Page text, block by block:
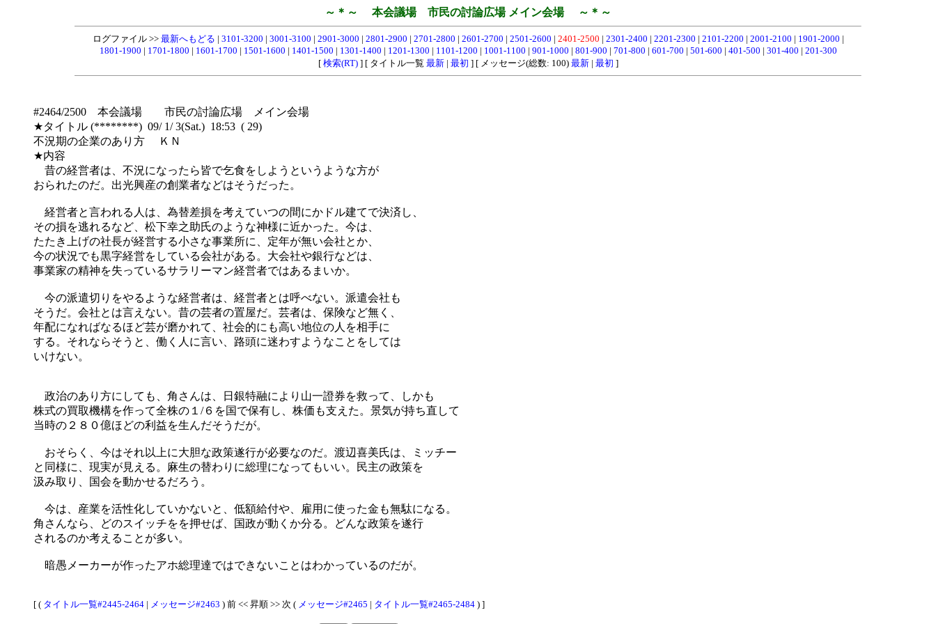
～＊～ 本会議場 市民の討論広場 メイン会場 ～＊～
ログファイル >> 最新へもどる | 3101-3200 | 3001-3100 | 2901-3000 | 2801-2900 | 2701-2800 | 2601-2700 | 2501-2600 | 2401-2500 | 2301-2400 | 2201-2300 | 2101-2200 | 2001-2100 | 1901-2000 |
1801-1900 | 1701-1800 | 1601-1700 | 1501-1600 | 1401-1500 | 1301-1400 | 1201-1300 | 1101-1200 | 1001-1100 | 901-1000 | 801-900 | 701-800 | 601-700 | 501-600 | 401-500 | 301-400 | 201-300
[ 検索(RT)] [ タイトル一覧 最新| 最初 ] [ メッセージ(総数: 100) 最新| 最初 ]
#2464/2500 本会議場 市民の討論広場 メイン会場
★タイトル (********) 09/ 1/ 3(Sat.) 18:53 ( 29)
不況期の企業のあり方 ＫＮ
★内容
昔の経営者は、不況になったら皆で乞食をしようというような方が
おられたのだ。出光興産の創業者などはそうだった。
経営者と言われる人は、為替差損を考えていつの間にかドル建てで決済し、
その損を逃れるなど、松下幸之助氏のような神様に近かった。今は、
たたき上げの社長が経営する小さな事業所に、定年が無い会社とか、
今の状況でも黒字経営をしている会社がある。大会社や銀行などは、
事業家の精神を失っているサラリーマン経営者ではあるまいか。
今の派遣切りをやるような経営者は、経営者とは呼べない。派遣会社も
そうだ。会社とは言えない。昔の芸者の置屋だ。芸者は、保険など無く、
年配になればなるほど芸が磨かれて、社会的にも高い地位の人を相手に
する。それならそうと、働く人に言い、路頭に迷わすようなことをしては
いけない。
政治のあり方にしても、角さんは、日銀特融により山一證券を救って、しかも
株式の買取機構を作って全株の１/６を国で保有し、株価も支えた。景気が持ち直して
当時の２８０億ほどの利益を生んだそうだが。
おそらく、今はそれ以上に大胆な政策遂行が必要なのだ。渡辺喜美氏は、ミッチー
と同様に、現実が見える。麻生の替わりに総理になってもいい。民主の政策を
汲み取り、国会を動かせるだろう。
今は、産業を活性化していかないと、低額給付や、雇用に使った金も無駄になる。
角さんなら、どのスイッチをを押せば、国政が動くか分る。どんな政策を遂行
されるのか考えることが多い。
暗愚メーカーが作ったアホ総理達ではできないことはわかっているのだが。
[ ( タイトル一覧#2445-2464 | メッセージ#2463 ) 前 << 昇順 >> 次 ( メッセージ#2465 | タイトル一覧#2465-2484 ) ]